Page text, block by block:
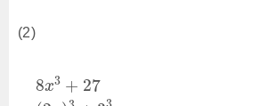
(2)
8x3 + 27